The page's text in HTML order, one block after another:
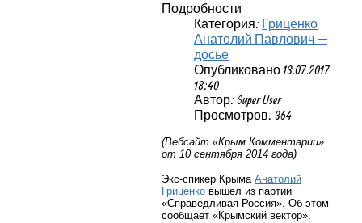
Подробности
Категория: Гриценко
Анатолий Павлович —
досье
Опубликовано 13.07.2017
18:40
Автор: Super User
Просмотров: 364
(Вебсайт «Крым.Комментарии»
от 10 сентября 2014 года)
Экс-спикер Крыма Анатолий
Гриценко вышел из партии
«Справедливая Россия». Об этом
сообщает «Крымский вектор».